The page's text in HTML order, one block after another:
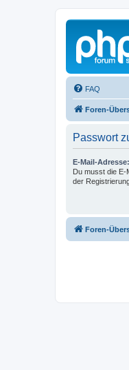
FAQ
Foren-
Passwort
E-Mail-Adresse:
Du musst die E-
der
Foren-